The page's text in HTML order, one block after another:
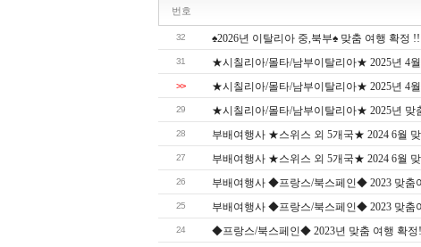
번호
32 ♠2026년 이탈리아 중,북부♠ 맞춤 여행 확정
31 ★시칠리아/몰타/남부이탈리아★ 2025년 4
>> ★시칠리아/몰타/남부이탈리아★ 2025년 4
29 ★시칠리아/몰타/남부이탈리아★ 2025년 맞
28 부배여행사 ★스위스 외 5개국★ 2024 6월
27 부배여행사 ★스위스 외 5개국★ 2024 6월
26 부배여행사 ◆프랑스/북스페인◆ 2023 맞춤
25 부배여행사 ◆프랑스/북스페인◆ 2023 맞춤
24 ◆프랑스/북스페인◆ 2023년 맞춤 여행 확정